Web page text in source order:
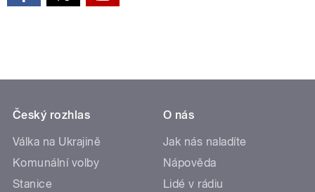
Český rozhlas
Válka na Ukrajině
Komunální volby
Stanice
O nás
Jak nás naladíte
Nápověda
Lidé v rádiu